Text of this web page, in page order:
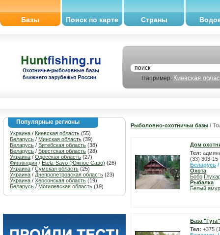
Базы Поиск по карте Страны
Например: Киевская
Популярные регионы
Украина / Киевская область (55)
Беларусь / Минская область (39)
Беларусь / Витебская область (38)
Беларусь / Брестская область (28)
Украина / Одесская область (27)
Финляндия / Etela-Savo (Южное Саво) (26)
Украина / Сумская область (25)
Украина / Днепропетровская область (23)
Украина / Херсонская область (19)
Беларусь / Могилевская область (19)
Рыболовно-охотничьи базы /
Дом
Тел:
(33) 303-
Беларусь /
Охота
Бобр
Рыбалка
Белый амур
База "Гута"
Тел: +375